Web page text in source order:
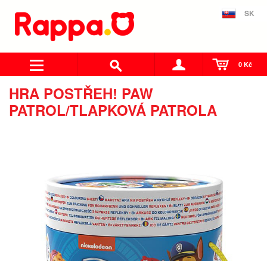
SK
0 Kč
HRA POSTŘEH! PAW
PATROL/TLAPKOVÁ PATROLA